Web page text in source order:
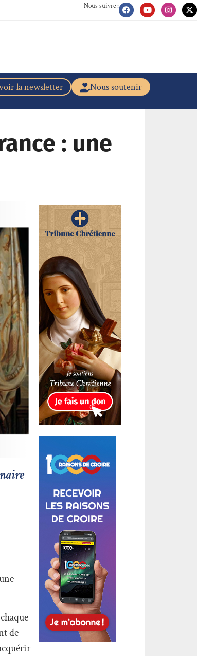
Nous suivre :
Nous soutenir
la newsletter
: une
de